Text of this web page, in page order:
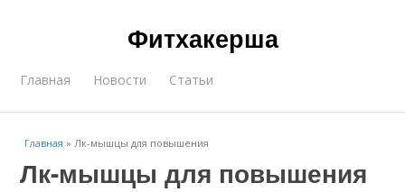
Фитхакерша
Главная Новости Статьи
Главная »Лк-мышцы для повышения
Лк-мышцы для повышения